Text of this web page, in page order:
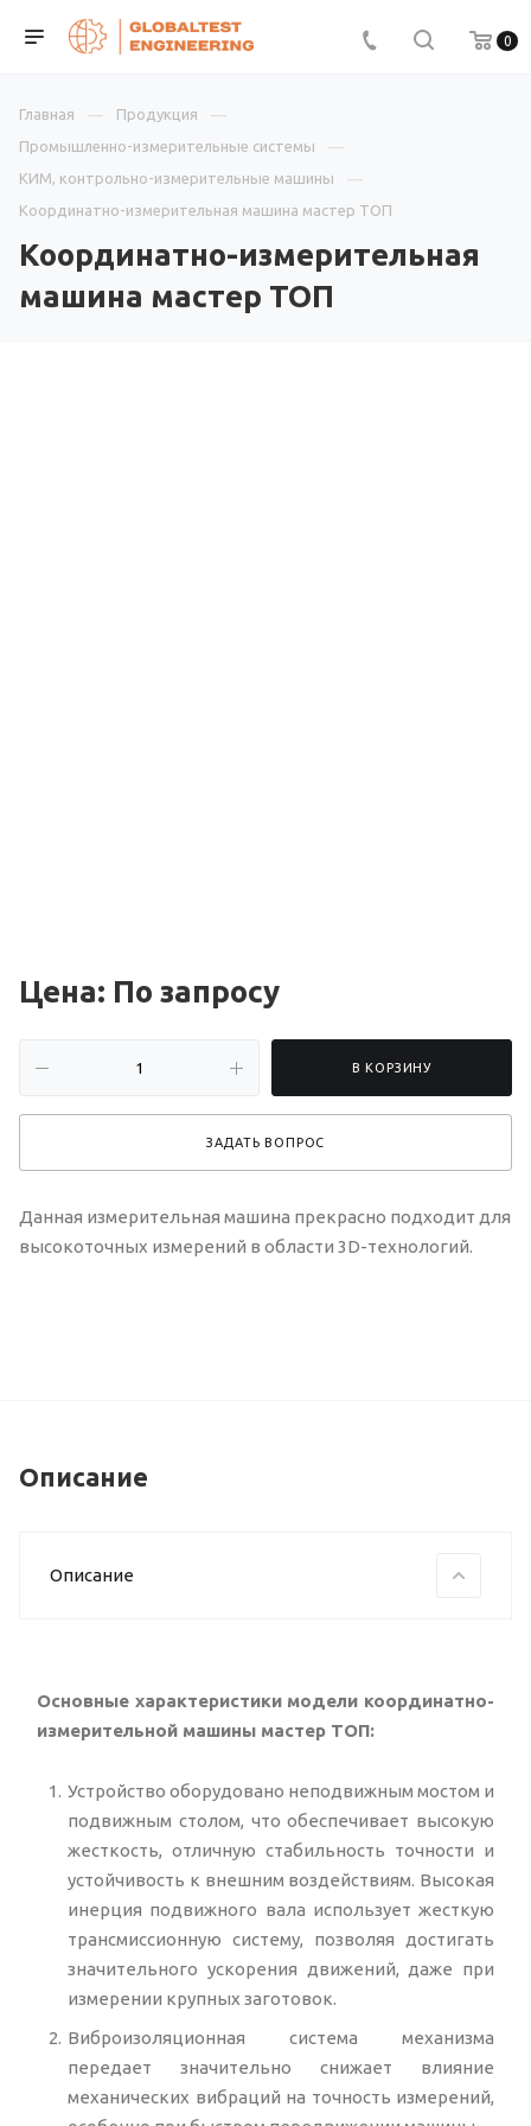
0
Главная
Продукция
Промышленно-измерительные системы
КИМ, контрольно-измерительные машины
Координатно-измерительная машина мастер ТОП
Координатно-измерительная
машина мастер ТОП
Цена: По запросу
В КОРЗИНУ
ЗАДАТЬ ВОПРОС
Данная измерительная машина прекрасно подходит для
высокоточных измерений в области 3D-технологий.
Описание
Описание
Основные характеристики модели координатно-
измерительной машины мастер ТОП:
Устройство оборудовано неподвижным мостом и
подвижным столом, что обеспечивает высокую
жесткость, отличную стабильность точности и
устойчивость к внешним воздействиям. Высокая
инерция подвижного вала использует жесткую
трансмиссионную систему, позволяя достигать
значительного ускорения движений, даже при
измерении крупных заготовок.
Виброизоляционная система механизма
передает значительно снижает влияние
механических вибраций на точность измерений,